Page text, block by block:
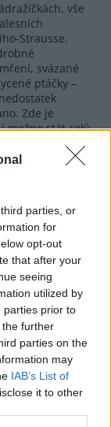
parties, or
for
opt-out
that after your
seeing
utilized by
parties prior to
further
parties on the
may
IAB’s List of
it to other
vše
Strausse.
svázané
ptáčky –
Zde je
možno stát celý
vlaky za den.
pár slípkami a
– i plantáží
je jen málo.
Madagaskar
řečeno
dostane na
možná už
nějaké
jako v Evropě
připomíná
Victora Huga či
– představa, že